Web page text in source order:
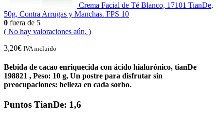
Crema Facial de Té Blanco, 17101 TianDe,
50g, Contra Arrugas y Manchas. FPS 10
0 fuera de 5
( No hay valoraciones aún. )
3,20€ IVA incluido
Bebida de cacao enriquecida con ácido hialurónico, tianDe
198821 , Peso: 10 g, Un postre para disfrutar sin
preocupaciones: belleza en cada sorbo.
Puntos TianDe: 1,6